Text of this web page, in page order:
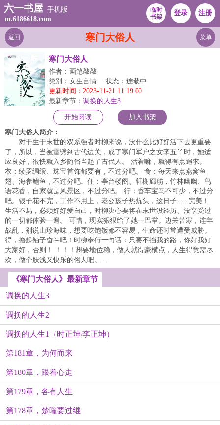
六一书屋 手机版
m.6186618.com
临时
书架
登录 注册
寒门大俗人
返回 菜单
寒门大俗人
作者：画笔敲敲
类别：女生言情
状态：连载中
更新时间：2023-11-21 11:19:00
最新章节： 调换的人生3
开始阅读 加入书架
寒门大俗人简介：
对于生于末世的双系强者时柳来说，没什么比好好活下去更重要
了，所以，当被雷劈到古代边关，成了寒门军户之女李五丫时，她适
应良好，很快就入乡随俗当起了古代人。 活着嘛，就得有点追求。
衣：绫罗绸缎、珠宝首饰都要有，不过分吧。 食：每天来点燕窝鱼
翅、海参鲍鱼，不过分吧。住：亭台楼阁、轩榭廊舫，竹林幽幽、鸟
语花香，自家就是风景区，不过分吧。 行：香车宝马不可少，不过分
吧。银子花不完，工作不用上，老公孩子热炕头，这日子......完美！
生活不易，必须好好爱自己，时柳决心要将在末世没经历、没享受过
的一切都体验一遍。 可惜，现实狠狠给了她一巴掌。边关苦寒，连年
战乱，别说山珍海味，想要吃饱饭都不容易，生命还时常遭受威胁。
得，撸起袖子奋斗吧！时柳奉行一句话：只要不挡我的路，你好我好
大家好，否则！ ！！！想要地位稳，做人就得豪横点，人生得意需尽
欢，做个肤浅又快乐的俗人吧。...
《寒门大俗人》最新章节
调换的人生3
调换的人生2
调换的人生1（时正坤/李正坤）
第181章，为何而来
第180章，跟着心走
第179章，各有人生
第178章，楚曜要过继